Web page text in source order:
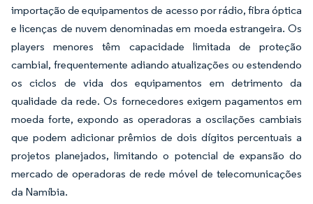
importação de equipamentos de acesso por rádio, fibra óptica
e licenças de nuvem denominadas em moeda estrangeira. Os
players menores têm capacidade limitada de proteção
cambial, frequentemente adiando atualizações ou estendendo
os ciclos de vida dos equipamentos em detrimento da
qualidade da rede. Os fornecedores exigem pagamentos em
moeda forte, expondo as operadoras a oscilações cambiais
que podem adicionar prêmios de dois dígitos percentuais a
projetos planejados, limitando o potencial de expansão do
mercado de operadoras de rede móvel de telecomunicações
da Namíbia.